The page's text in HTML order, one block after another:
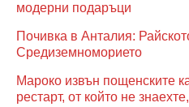
модерни подаръци
Почивка в Анталия:
Средиземноморието
Мароко извън пощенските
рестарт, от който не